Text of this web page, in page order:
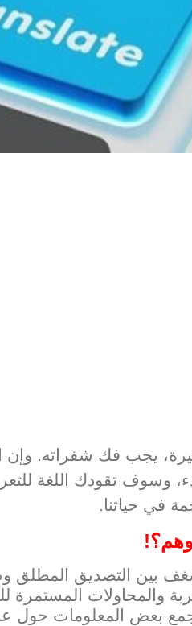
يجب فك شفراته. وإن
وسوف تقودك اللغة
في حياتنا.
بين التصديق المطلق
والمحاولات
يجمع بعض المعلومات